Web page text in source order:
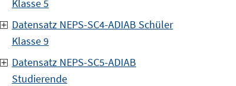
Klasse 5
Datensatz NEPS-SC4-ADIAB Schüler
Klasse 9
Datensatz NEPS-SC5-ADIAB
Studierende